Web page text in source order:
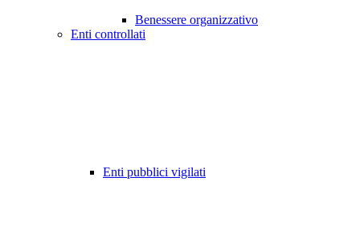
Benessere organizzativo
Enti controllati
Enti pubblici vigilati